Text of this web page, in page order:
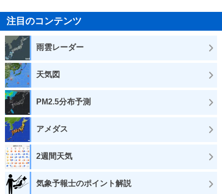
注目のコンテンツ
雨雲レーダー
天気図
PM2.5分布予測
アメダス
2週間天気
気象予報士のポイント解説